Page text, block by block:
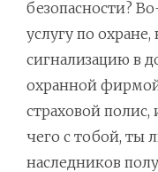
безопасности?
услугу по
сигнализацию в
охранной
страховой полис,
чего с тобой, ты
наследников